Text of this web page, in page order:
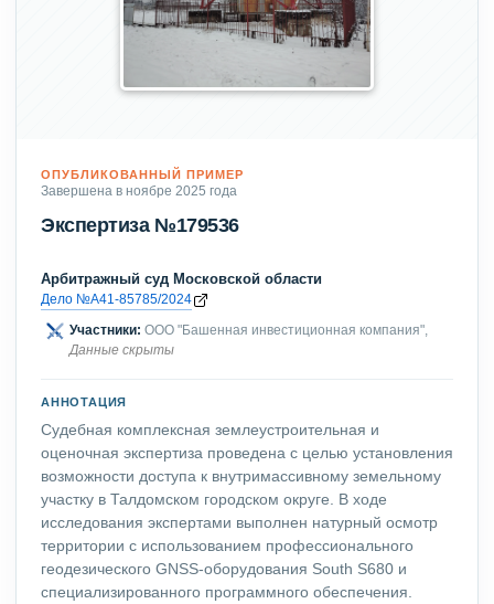
ОПУБЛИКОВАННЫЙ ПРИМЕР
Завершена в ноябре 2025 года
Экспертиза №179536
Арбитражный суд Московской области
Дело №А41-85785/2024
Участники: ООО "Башенная инвестиционная компания",
Данные скрыты
АННОТАЦИЯ
Судебная комплексная землеустроительная и
оценочная экспертиза проведена с целью установления
возможности доступа к внутримассивному земельному
участку в Талдомском городском округе. В ходе
исследования экспертами выполнен натурный осмотр
территории с использованием профессионального
геодезического GNSS-оборудования South S680 и
специализированного программного обеспечения.